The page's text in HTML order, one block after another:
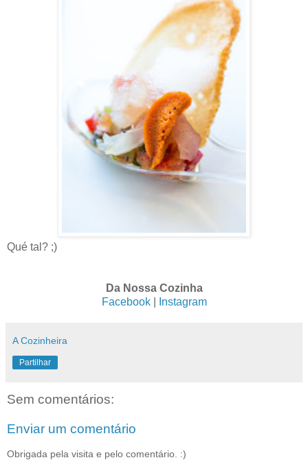
Qué tal? ;)
Da Nossa Cozinha
Facebook| Instagram
A Cozinheira
Partilhar
Sem comentários:
Enviar um comentário
Obrigada pela visita e pelo comentário. :)